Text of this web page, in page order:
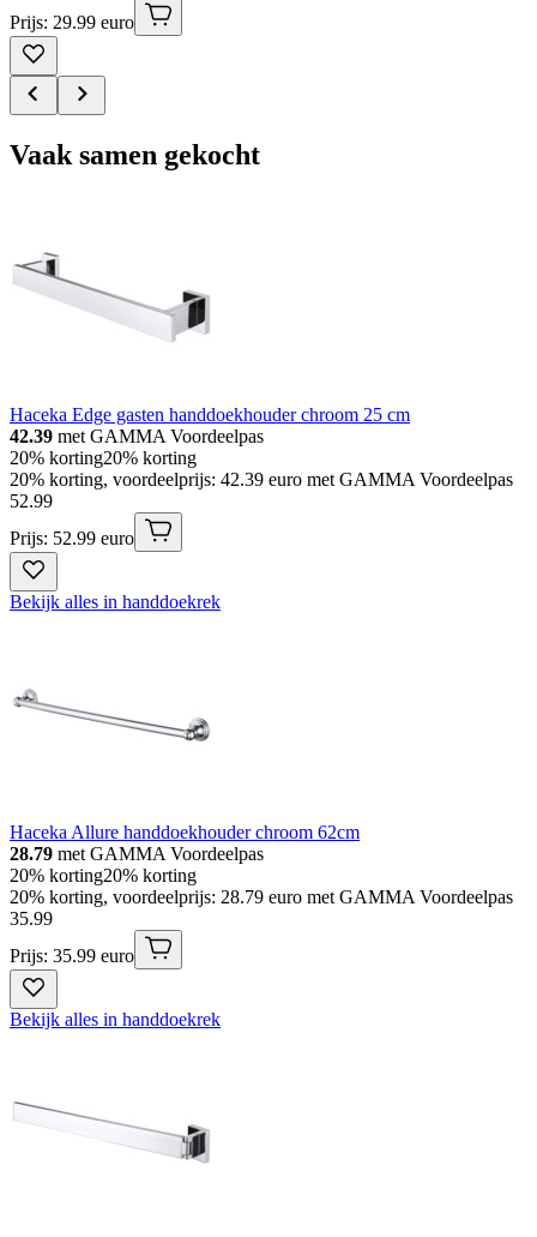
Prijs: 29.99 euro
Vaak samen gekocht
Haceka Edge gasten handdoekhouder chroom 25 cm
42.39 met GAMMA Voordeelpas
20% korting20% korting
20% korting, voordeelprijs: 42.39 euro met GAMMA Voordeelpas
52.99
Prijs: 52.99 euro
Bekijk alles in handdoekrek
Haceka Allure handdoekhouder chroom 62cm
28.79 met GAMMA Voordeelpas
20% korting20% korting
20% korting, voordeelprijs: 28.79 euro met GAMMA Voordeelpas
35.99
Prijs: 35.99 euro
Bekijk alles in handdoekrek